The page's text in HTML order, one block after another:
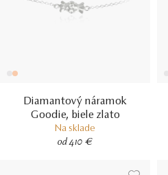
Diamantový náramok
Goodie, biele zlato
Na sklade
od 410 €